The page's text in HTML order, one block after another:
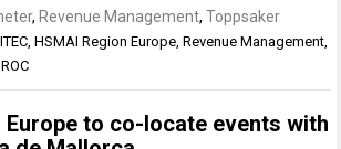
, Revenue Management,Toppsaker
,HSMAI Region Europe ,Revenue Management
,ROC
Europe to co-locate events with